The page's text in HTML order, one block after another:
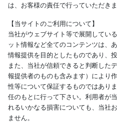
は、お客様の責任で行っていただき
【当サイトのご利用について】
当社がウェブサイト等で展開してい
ット情報など全てのコンテンツは、
情報提供を目的としたものであり、
また、当社が信頼できると判断した
報提供者のものも含みます）により
性等について保証するものではあり
任のもとに行って下さい。利用者が
れるいかなる損害についても、当社
ません。